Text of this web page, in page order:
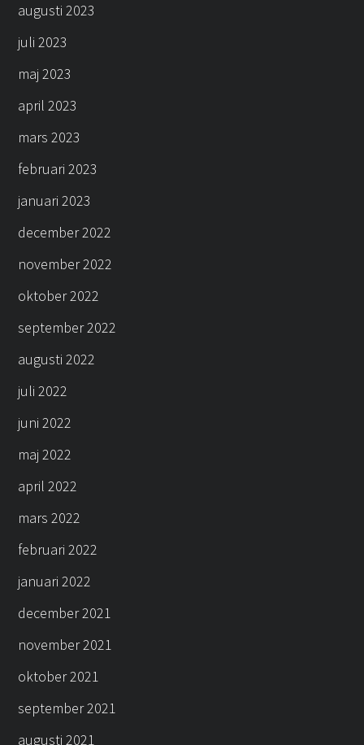
augusti 2023
juli 2023
maj 2023
april 2023
mars 2023
februari 2023
januari 2023
december 2022
november 2022
oktober 2022
september 2022
augusti 2022
juli 2022
juni 2022
maj 2022
april 2022
mars 2022
februari 2022
januari 2022
december 2021
november 2021
oktober 2021
september 2021
augusti 2021